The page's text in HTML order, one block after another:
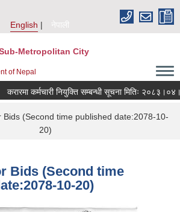
English
नेपाली
Metropolitan City
of Nepal
करारमा कर्मचारी नियुक्ति सम्बन्धी सूचना मितिः २०८३।०४।२१
Bids (Second time published date:2078-10-
20)
Bids (Second time
10-20)